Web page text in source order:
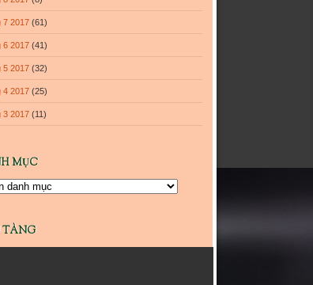
7 2017 (61)
6 2017 (41)
5 2017 (32)
4 2017 (25)
3 2017 (11)
MỤC
TÀNG